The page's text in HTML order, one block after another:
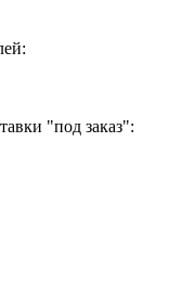
"под заказ":